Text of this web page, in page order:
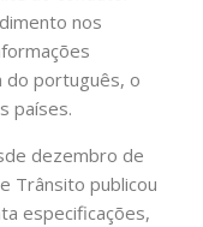
nos
do português, o
países.
dezembro de
Trânsito publicou
especificações,